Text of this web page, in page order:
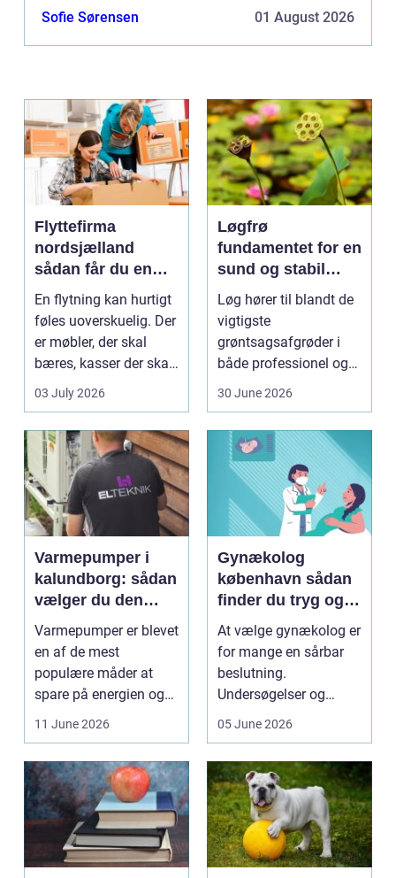
udskyder det igen o...
Sofie Sørensen 01 August 2026
Flyttefirma
nordsjælland
sådan får du en
tryg og effektiv
flytning
En flytning kan hurtigt
føles uoverskuelig. Der
er møbler, der skal
bæres, kasser der skal
pakkes, o...
03 July 2026
Løgfrø
fundamentet for en
sund og stabil
løgavl
Løg hører til blandt de
vigtigste
grøntsagsafgrøder i
både professionel og
30 June 2026
Varmepumper i
kalundborg: sådan
vælger du den
rigtige løsning
Varmepumper er blevet
en af de mest
populære måder at
spare på energien og
11 June 2026
Gynækolog
københavn sådan
finder du tryg og
professionel hjælp
At vælge gynækolog er
for mange en sårbar
beslutning.
Undersøgelser og
05 June 2026